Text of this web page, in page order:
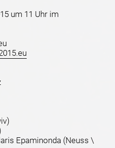
um 11 Uhr im
Epaminonda (Neuss \